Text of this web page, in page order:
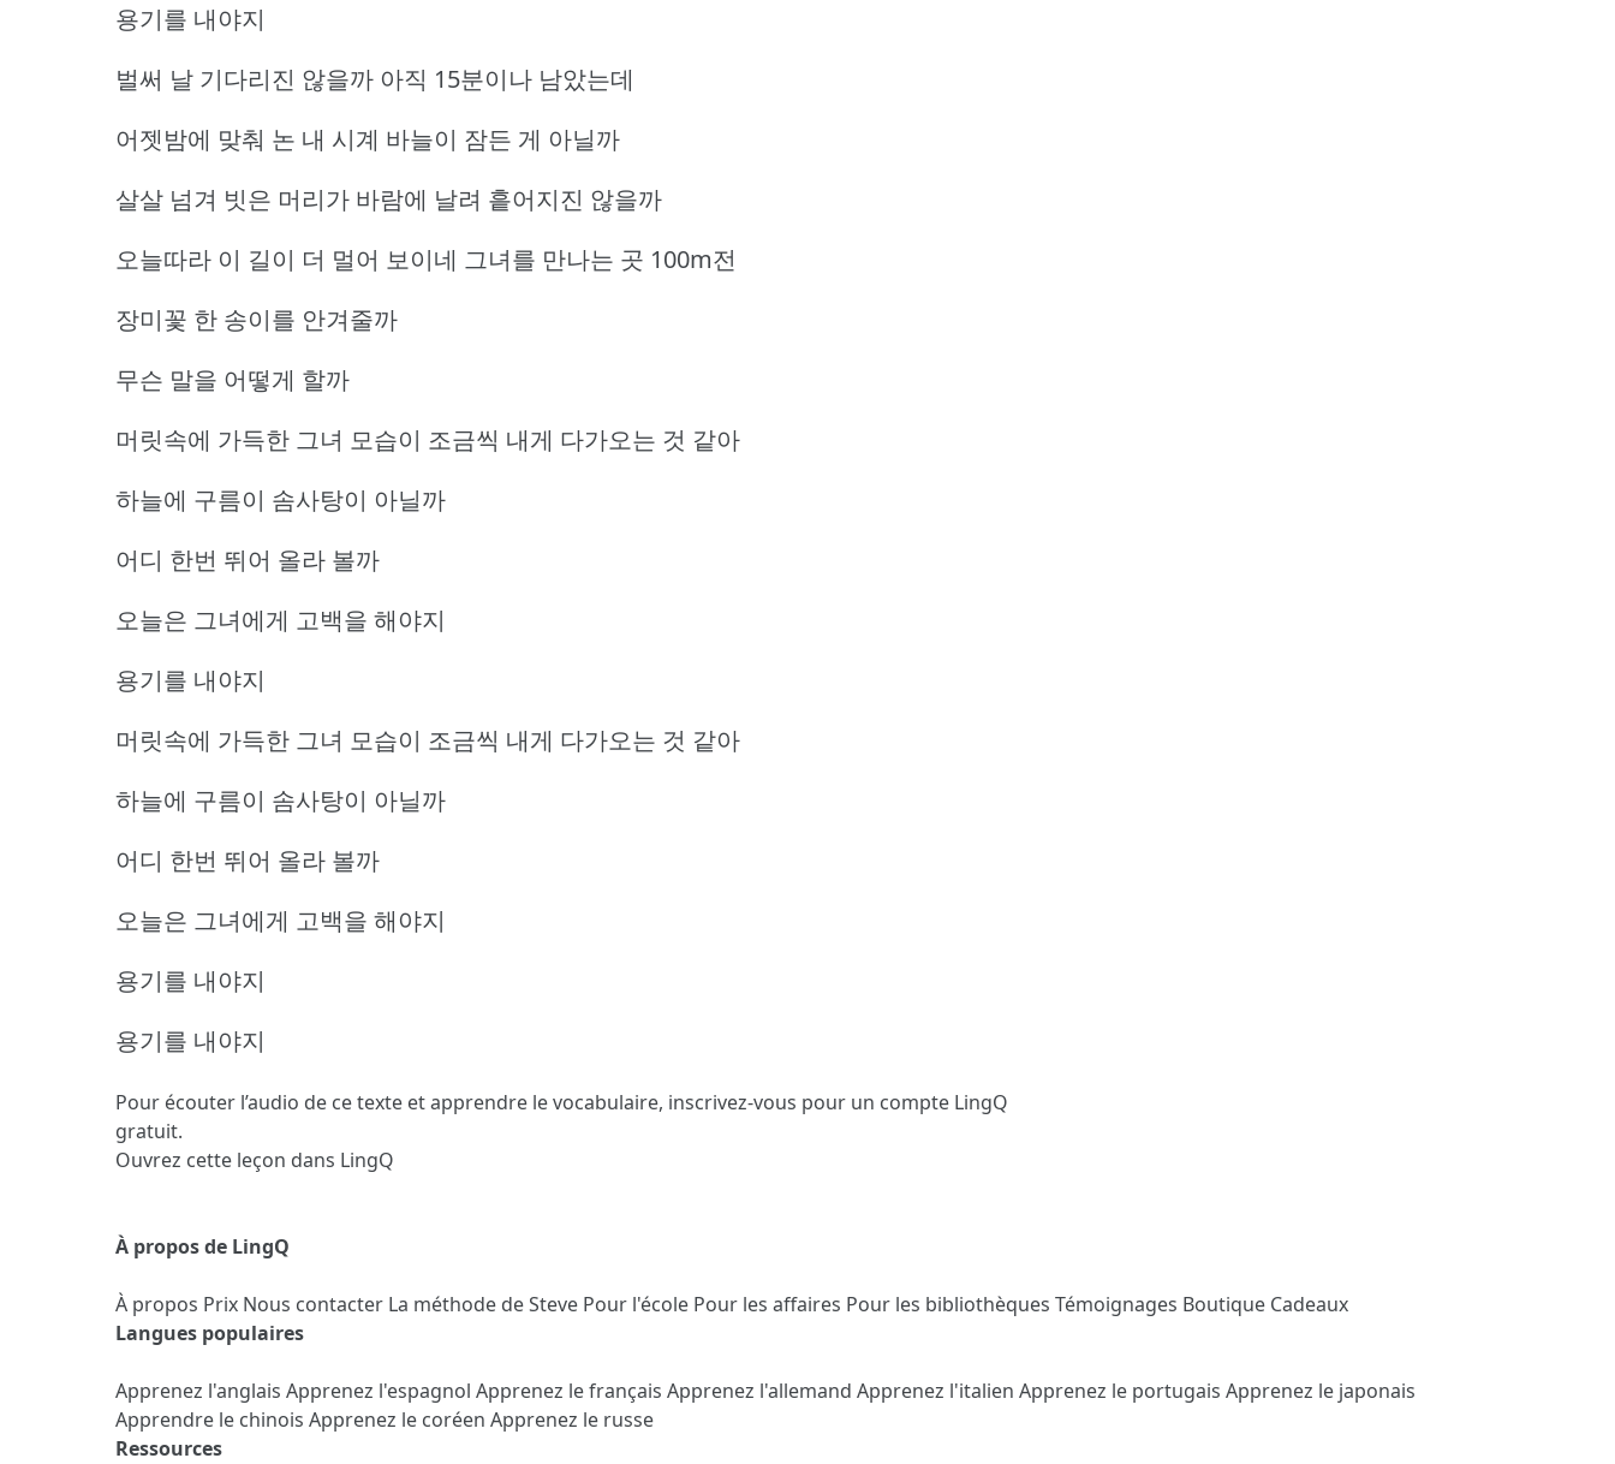
용기를 내야지
벌써 날 기다리진 않을까 아직 15분이나 남았는데
어젯밤에 맞춰 논 내 시계 바늘이 잠든 게 아닐까
살살 넘겨 빗은 머리가 바람에 날려 흩어지진 않을까
오늘따라 이 길이 더 멀어 보이네 그녀를 만나는 곳 100m전
장미꽃 한 송이를 안겨줄까
무슨 말을 어떻게 할까
머릿속에 가득한 그녀 모습이 조금씩 내게 다가오는 것 같아
하늘에 구름이 솜사탕이 아닐까
어디 한번 뛰어 올라 볼까
오늘은 그녀에게 고백을 해야지
용기를 내야지
머릿속에 가득한 그녀 모습이 조금씩 내게 다가오는 것 같아
하늘에 구름이 솜사탕이 아닐까
어디 한번 뛰어 올라 볼까
오늘은 그녀에게 고백을 해야지
용기를 내야지
용기를 내야지
Pour écouter l’audio de ce texte et apprendre le vocabulaire, inscrivez-vous pour un compte LingQ
gratuit.
Ouvrez cette leçon dans LingQ
À propos de LingQ
À propos Prix Nous contacter La méthode de Steve Pour l'école Pour les affaires Pour les bibliothèques Témoignages Boutique Cadeaux
Langues populaires
Apprenez l'anglais Apprenez l'espagnol Apprenez le français Apprenez l'allemand Apprenez l'italien Apprenez le portugais Apprenez le japonais
Apprendre le chinois Apprenez le coréen Apprenez le russe
Ressources